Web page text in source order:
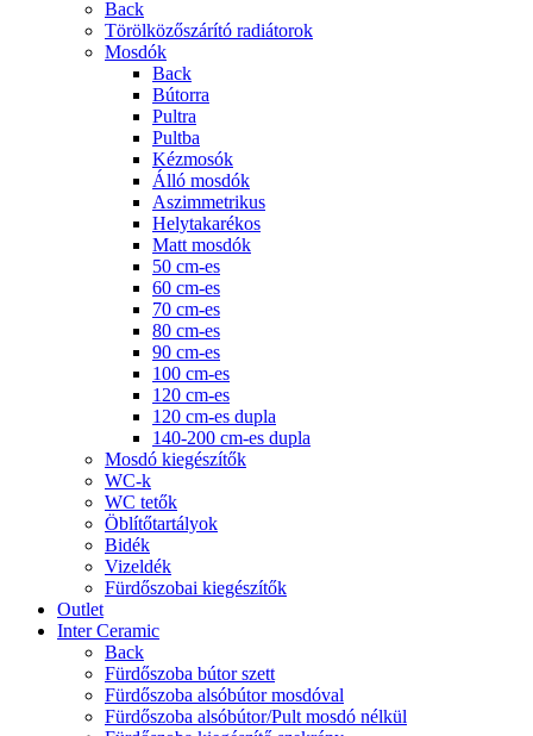
Back
Törölközőszárító radiátorok
Mosdók
Back
Bútorra
Pultra
Pultba
Kézmosók
Álló mosdók
Aszimmetrikus
Helytakarékos
Matt mosdók
50 cm-es
60 cm-es
70 cm-es
80 cm-es
90 cm-es
100 cm-es
120 cm-es
120 cm-es dupla
140-200 cm-es dupla
Mosdó kiegészítők
WC-k
WC tetők
Öblítőtartályok
Bidék
Vizeldék
Fürdőszobai kiegészítők
Outlet
Inter Ceramic
Back
Fürdőszoba bútor szett
Fürdőszoba alsóbútor mosdóval
Fürdőszoba alsóbútor/Pult mosdó nélkül